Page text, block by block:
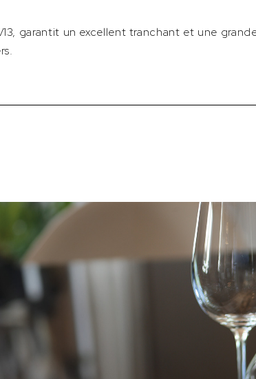
garantit un excellent tranchant et une